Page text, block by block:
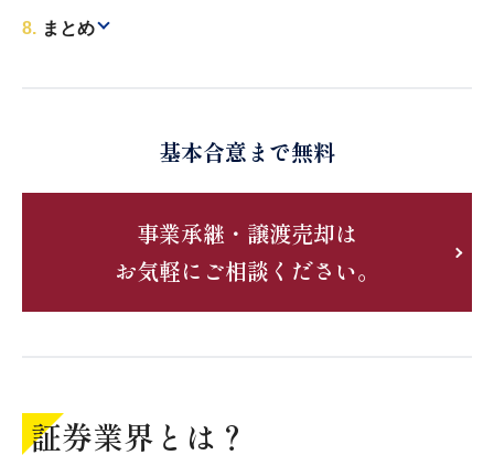
まとめ
基本合意まで無料
事業承継・譲渡売却は
お気軽にご相談ください。
証券業界とは？